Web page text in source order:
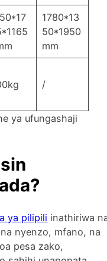
1780*13
50*1950
mm
/
ya ufungashaji
ya pilipili inathiriwa
nyenzo, mfano, na
pesa zako,